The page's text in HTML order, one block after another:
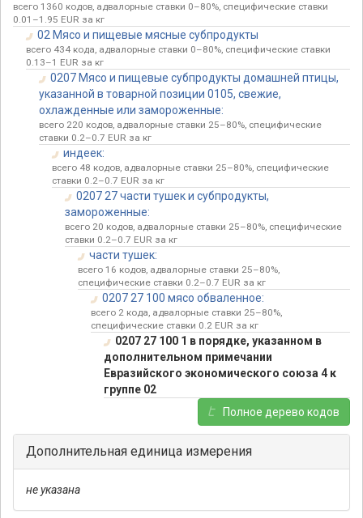
всего 1360 кодов, адвалорные ставки 0–80%, специфические ставки
0.01–1.95 EUR за кг
02 Мясо и пищевые мясные субпродукты
всего 434 кода, адвалорные ставки 0–80%, специфические ставки
0.13–1 EUR за кг
0207 Мясо и пищевые субпродукты домашней птицы,
указанной в товарной позиции 0105, свежие,
охлажденные или замороженные:
всего 220 кодов, адвалорные ставки 25–80%, специфические
ставки 0.2–0.7 EUR за кг
индеек:
всего 48 кодов, адвалорные ставки 25–80%, специфические
ставки 0.2–0.7 EUR за кг
0207 27 части тушек и субпродукты,
замороженные:
всего 20 кодов, адвалорные ставки 25–80%, специфические
ставки 0.2–0.7 EUR за кг
части тушек:
всего 16 кодов, адвалорные ставки 25–80%,
специфические ставки 0.2–0.7 EUR за кг
0207 27 100 мясо обваленное:
всего 2 кода, адвалорные ставки 25–80%,
специфические ставки 0.2 EUR за кг
0207 27 100 1 в порядке, указанном в
дополнительном примечании
Евразийского экономического союза 4 к
группе 02
Полное дерево кодов
Дополнительная единица измерения
не указана